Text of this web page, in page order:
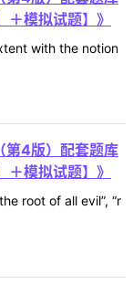
＋模拟试题】》
with the notion
4版）配套题库
＋模拟试题】》
root of all evil”, “r